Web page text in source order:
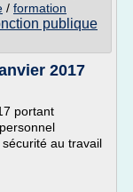
/ formation
publique
2017
portant
au travail